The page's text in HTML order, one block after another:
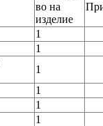
во на
изделие
1
1
1
1
1
1